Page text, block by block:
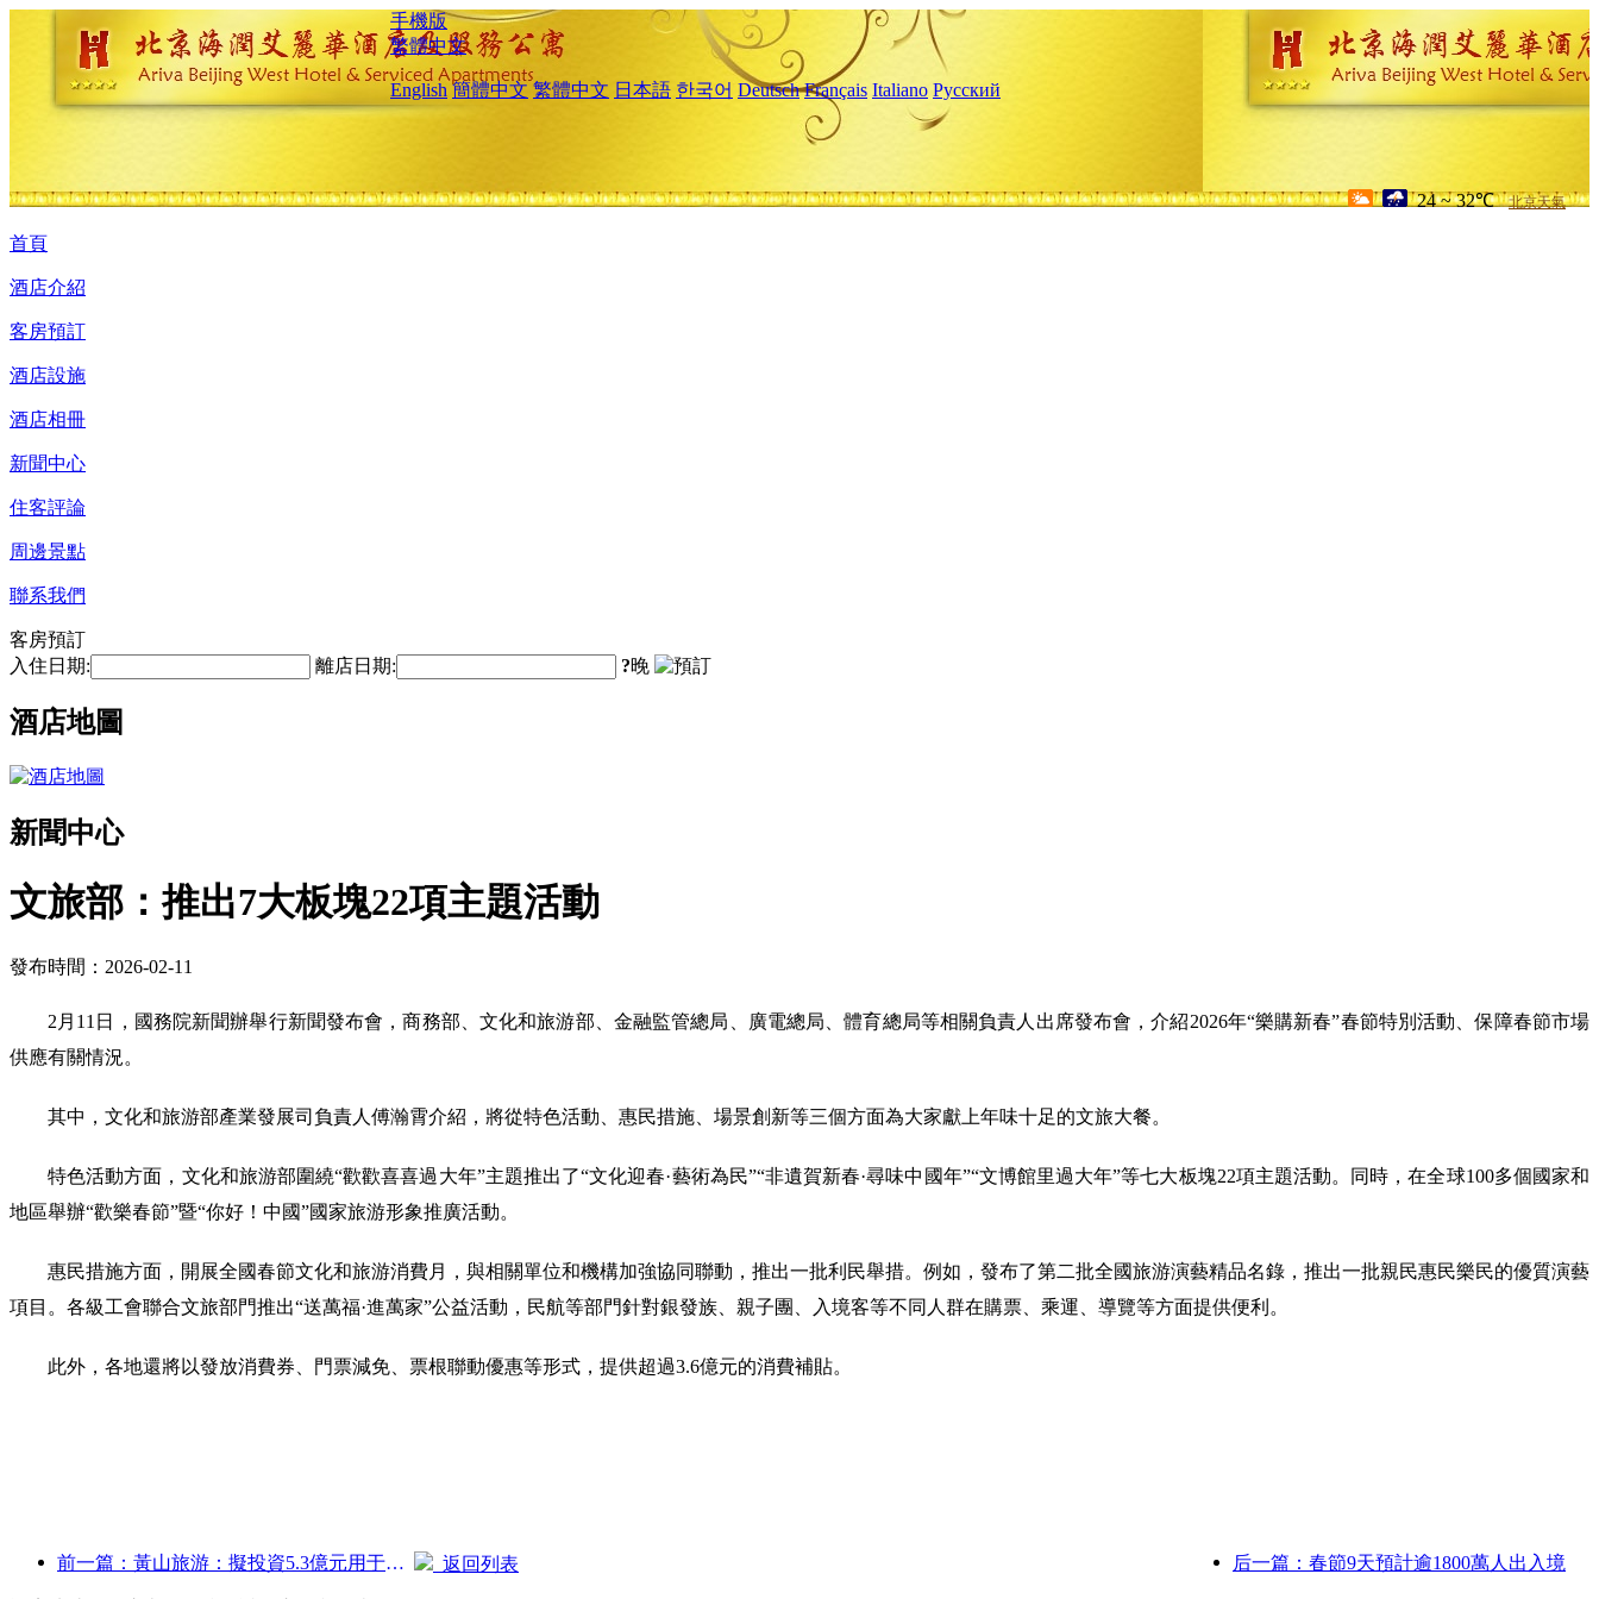
手機版
繁體中文
English 簡體中文 繁體中文 日本語 한국어 Deutsch Français Italiano Русский
24 ~ 32℃ 北京天氣
首頁
酒店介紹
客房預訂
酒店設施
酒店相冊
新聞中心
住客評論
周邊景點
聯系我們
客房預訂
入住日期:
離店日期: ?晚
酒店地圖
新聞中心
文旅部：推出7大板塊22項主題活動
發布時間：2026-02-11
2月11日，國務院新聞辦舉行新聞發布會，商務部、文化和旅游部、金融監管總局、廣電總局、體育總局等相關負責人出席發布會，介紹2026年“樂購新春”春節特別活動、保障春節市場
供應有關情況。
其中，文化和旅游部產業發展司負責人傅瀚霄介紹，將從特色活動、惠民措施、場景創新等三個方面為大家獻上年味十足的文旅大餐。
特色活動方面，文化和旅游部圍繞“歡歡喜喜過大年”主題推出了“文化迎春·藝術為民”“非遺賀新春·尋味中國年”“文博館里過大年”等七大板塊22項主題活動。同時，在全球100多個國家和
地區舉辦“歡樂春節”暨“你好！中國”國家旅游形象推廣活動。
惠民措施方面，開展全國春節文化和旅游消費月，與相關單位和機構加強協同聯動，推出一批利民舉措。例如，發布了第二批全國旅游演藝精品名錄，推出一批親民惠民樂民的優質演藝
項目。各級工會聯合文旅部門推出“送萬福·進萬家”公益活動，民航等部門針對銀發族、親子團、入境客等不同人群在購票、乘運、導覽等方面提供便利。
此外，各地還將以發放消費券、門票減免、票根聯動優惠等形式，提供超過3.6億元的消費補貼。
前一篇：黃山旅游：擬投資5.3億元用于酒店改造 后一篇：春節9天預計逾1800萬人出入境
返回列表